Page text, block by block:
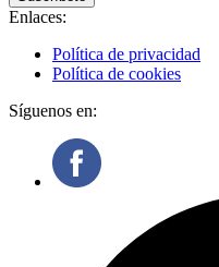
Enlaces:
Política de privacidad
Política de cookies
Síguenos en: